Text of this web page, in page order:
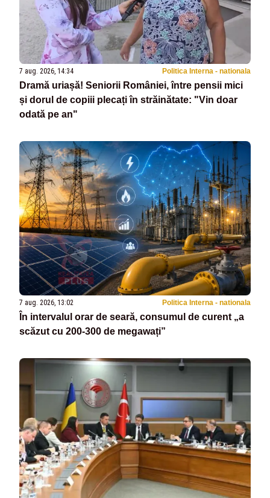
7 aug. 2026, 14:34 Politica Interna - nationala
Dramă uriașă! Seniorii României, între pensii mici
și dorul de copiii plecați în străinătate: "Vin doar
odată pe an"
7 aug. 2026, 13:02 Politica Interna - nationala
În intervalul orar de seară, consumul de curent „a
scăzut cu 200-300 de megawați”